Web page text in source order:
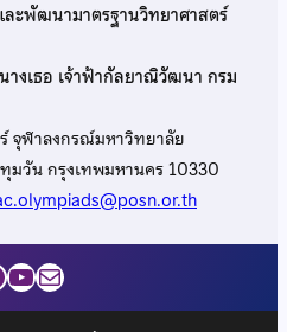
ละพัฒนามาตรฐานวิทยาศาสตร์
งเธอ เจ้าฟ้ากัลยาณิวัฒนา กรม
จุฬาลงกรณ์มหาวิทยาลัย
มวัน กรุงเทพมหานคร 10330
YouTube
Mail